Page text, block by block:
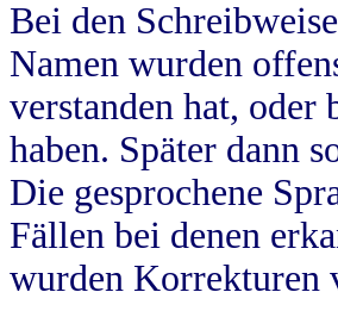
Bei den
Namen wurden
verstanden hat, oder
haben. Später dann
Die gesprochene
Fällen bei denen
wurden Korrekturen